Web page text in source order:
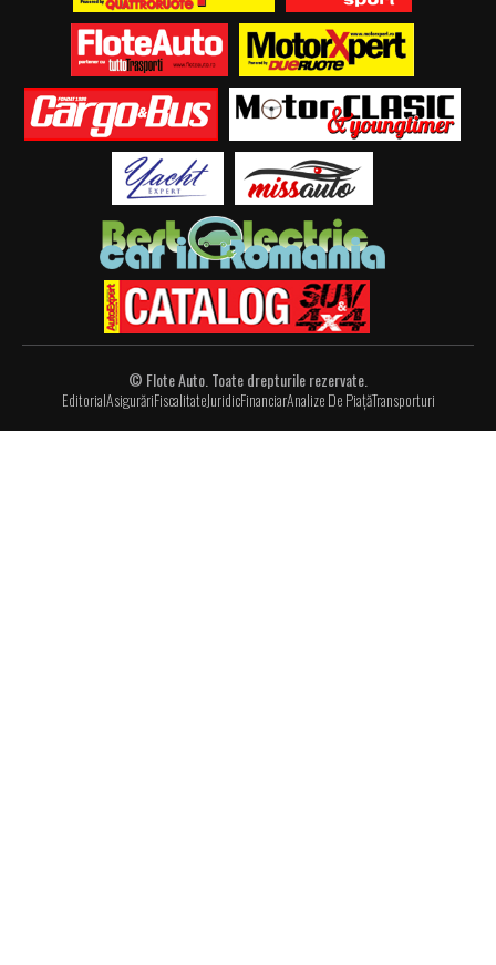
© Flote Auto. Toate drepturile rezervate.
EditorialAsigurăriFiscalitateJuridicFinanciarAnalize De PiațăTransporturi